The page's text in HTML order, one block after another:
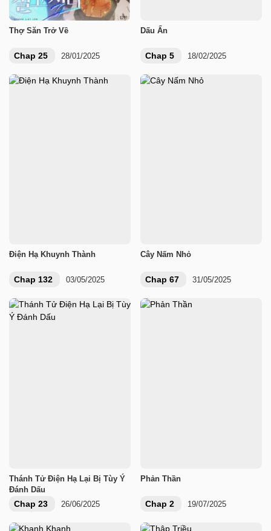
Thợ Săn Trở Về
Chap 25 28/01/2025
Dấu Ấn
Chap 5 18/02/2025
Điện Hạ Khuynh Thành
Chap 132 03/05/2025
Cây Nấm Nhỏ
Chap 67 31/05/2025
Thánh Tử Điện Hạ Lại Bị Tùy Ý
Đánh Dấu
Chap 23 26/06/2025
Phản Thần
Chap 2 19/07/2025